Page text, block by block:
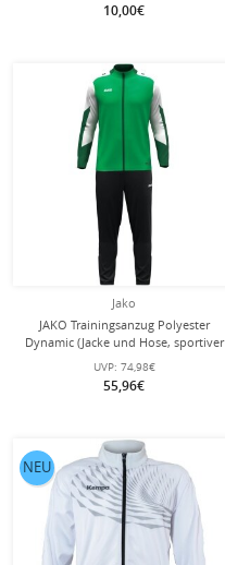
10,00€
Jako
JAKO Trainingsanzug Polyester
Dynamic (Jacke und Hose, sportiver
Schnitt) grün/weiss/dunkelgrün
Kinder
UVP: 74,98€
55,96€
NEU